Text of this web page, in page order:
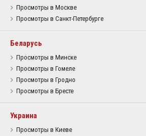
Просмотры в Москве
Просмотры в Санкт-Петербурге
Беларусь
Просмотры в Минске
Просмотры в Гомеле
Просмотры в Гродно
Просмотры в Бресте
Украина
Просмотры в Киеве